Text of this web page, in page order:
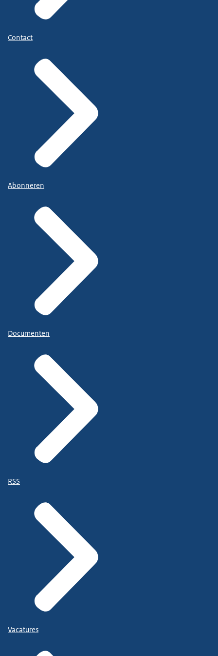
Contact
Abonneren
Documenten
RSS
Vacatures